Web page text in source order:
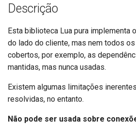
f4fhds
fancyindex
fips-check
flv
h2_frame.priority.unpack
h2_frame.rst_stream.pack
h2_frame.rst_stream.unpack
h2_frame.rst_stream.new
Descrição
Esta biblioteca Lua pura implementa
do lado do cliente, mas nem todos
cobertos, por exemplo, as
mantidas, mas nunca usadas.
Existem algumas limitações
resolvidas, no entanto.
Não pode ser usada sobre